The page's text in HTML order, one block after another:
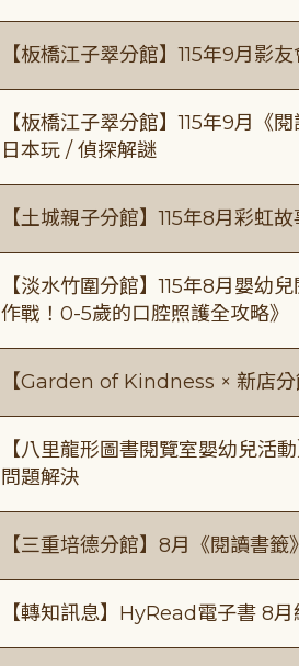
【板橋江子翠分館】115年9月影友
【板橋江子翠分館】115年9月
日本玩 / 偵探解謎
【土城親子分館】115年8月彩虹
【淡水竹圍分館】115年8月嬰幼
作戰！0-5歲的口腔照護全攻略》
【Garden of Kindness × 新店
【八里龍形圖書閱覽室嬰幼兒活
問題解決
【三重培德分館】8月《閱讀書
【轉知訊息】HyRead電子書 8